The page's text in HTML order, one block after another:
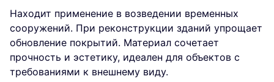
Находит применение в возведении временных
сооружений. При реконструкции зданий упрощает
обновление покрытий. Материал сочетает
прочность и эстетику, идеален для объектов с
требованиями к внешнему виду.